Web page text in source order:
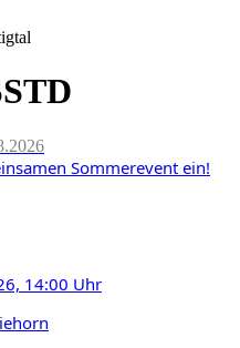
Sommerevent ein!
14:00 Uhr